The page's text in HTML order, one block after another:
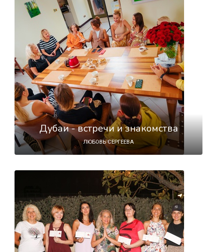
Дубаи - встречи и знакомства
ЛЮБОВЬ СЕРГЕЕВА